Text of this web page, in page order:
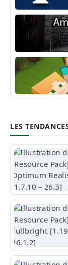
Minecraft Forge
Shaders Minecraft
Guide Minecraft
LES